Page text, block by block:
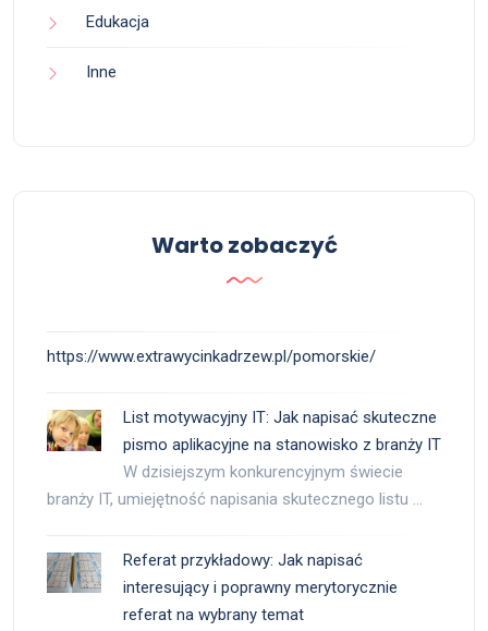
Edukacja
Inne
Warto zobaczyć
https://www.extrawycinkadrzew.pl/pomorskie/
List motywacyjny IT: Jak napisać skuteczne
pismo aplikacyjne na stanowisko z branży IT
W dzisiejszym konkurencyjnym świecie
branży IT, umiejętność napisania skutecznego listu …
Referat przykładowy: Jak napisać
interesujący i poprawny merytorycznie
referat na wybrany temat